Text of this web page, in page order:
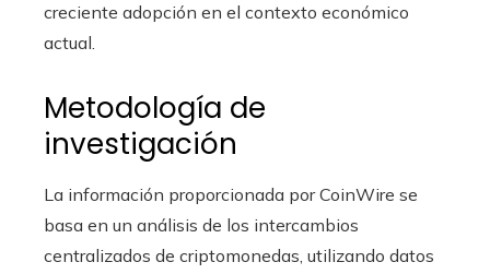
creciente adopción en el contexto económico
actual.
Metodología de
investigación
La información proporcionada por CoinWire se
basa en un análisis de los intercambios
centralizados de criptomonedas, utilizando datos